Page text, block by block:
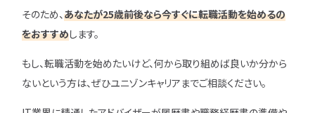
そのため、あなたが25歳前後なら今すぐに転職活動を始めるの
をおすすめします。
もし、転職活動を始めたいけど、何から取り組めば良いか分から
ないという方は、ぜひユニゾンキャリアまでご相談ください。